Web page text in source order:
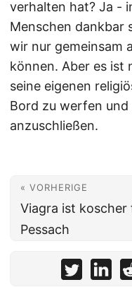
verhalten hat? Ja -
Menschen dankbar
wir nur gemeinsam
können. Aber es ist
seine eigenen
Bord zu werfen und
anzuschließen.
« VORHERIGE
Viagra ist koscher
Pessach